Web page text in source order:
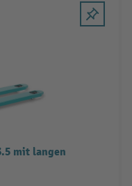
mit langen